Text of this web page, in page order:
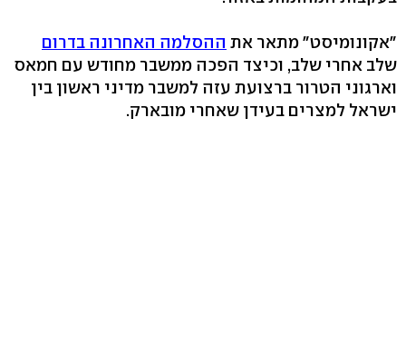
"אקונומיסט" מתאר את ההסלמה האחרונה בדרום
שלב אחרי שלב, וכיצד הפכה ממשבר מחודש עם חמאס
וארגוני הטרור ברצועת עזה למשבר מדיני ראשון בין
ישראל למצרים בעידן שאחרי מובארק.